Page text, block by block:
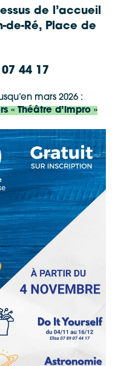
de l’accueil
de-Ré, Place de
44 17
mars 2026 :
« Théâtre d’impro »
Allow